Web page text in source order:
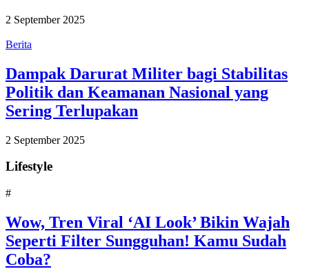
2 September 2025
Berita
Dampak Darurat Militer bagi Stabilitas
Politik dan Keamanan Nasional yang
Sering Terlupakan
2 September 2025
Lifestyle
#
Wow, Tren Viral ‘AI Look’ Bikin Wajah
Seperti Filter Sungguhan! Kamu Sudah
Coba?